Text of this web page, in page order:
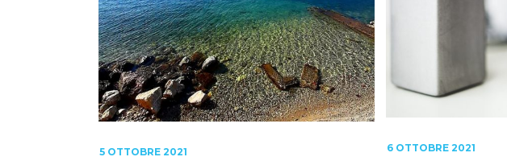
6 OTTOBRE 2021
5 OTTOBRE 2021